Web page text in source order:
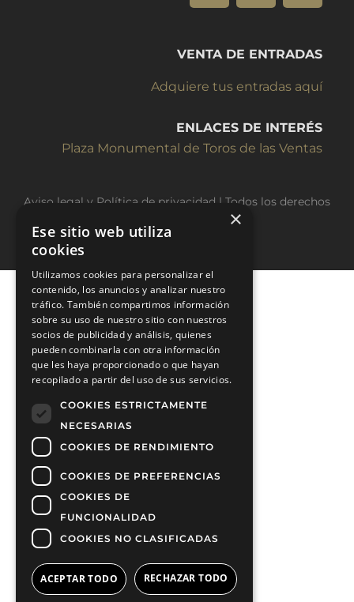
VENTA DE ENTRADAS
Adquiere tus entradas aquí
ENLACES DE INTERÉS
Plaza Monumental de Toros de las Ventas
Aviso legal y Política de privacidad | Todos los derechos
reservados © Ovejaferoz
×
Ese sitio web utiliza
cookies
Utilizamos cookies para personalizar el
contenido, los anuncios y analizar nuestro
tráfico. También compartimos información
sobre su uso de nuestro sitio con nuestros
socios de publicidad y análisis, quienes
pueden combinarla con otra información
que les haya proporcionado o que hayan
recopilado a partir del uso de sus servicios.
COOKIES ESTRICTAMENTE
NECESARIAS
COOKIES DE RENDIMIENTO
COOKIES DE PREFERENCIAS
COOKIES DE
FUNCIONALIDAD
COOKIES NO CLASIFICADAS
ACEPTAR TODO RECHAZAR TODO